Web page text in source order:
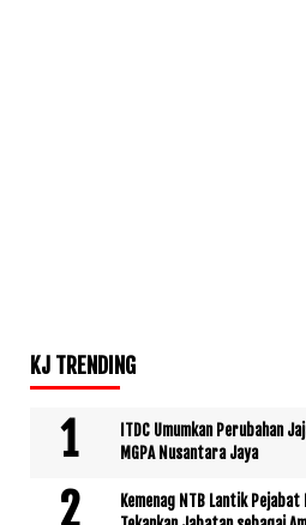
KJ TRENDING
ITDC Umumkan Perubahan
MGPA Nusantara Jaya
Kemenag NTB Lantik